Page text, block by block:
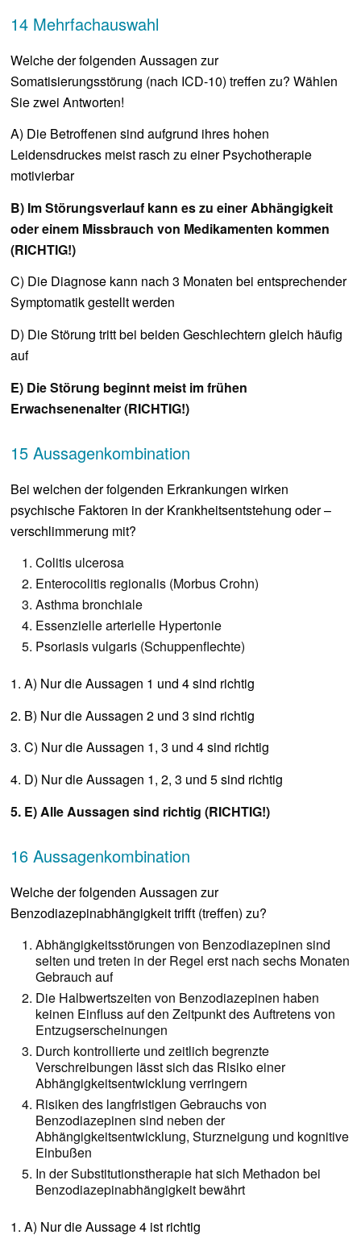
14 Mehrfachauswahl
Welche der folgenden Aussagen zur
Somatisierungsstörung (nach ICD-10) treffen zu? Wählen
Sie zwei Antworten!
A) Die Betroffenen sind aufgrund ihres hohen
Leidensdruckes meist rasch zu einer Psychotherapie
motivierbar
B) Im Störungsverlauf kann es zu einer Abhängigkeit
oder einem Missbrauch von Medikamenten kommen
(RICHTIG!)
C) Die Diagnose kann nach 3 Monaten bei entsprechender
Symptomatik gestellt werden
D) Die Störung tritt bei beiden Geschlechtern gleich häufig
auf
E) Die Störung beginnt meist im frühen
Erwachsenenalter (RICHTIG!)
15 Aussagenkombination
Bei welchen der folgenden Erkrankungen wirken
psychische Faktoren in der Krankheitsentstehung oder –
verschlimmerung mit?
Colitis ulcerosa
Enterocolitis regionalis (Morbus Crohn)
Asthma bronchiale
Essenzielle arterielle Hypertonie
Psoriasis vulgaris (Schuppenflechte)
1. A) Nur die Aussagen 1 und 4 sind richtig
2. B) Nur die Aussagen 2 und 3 sind richtig
3. C) Nur die Aussagen 1, 3 und 4 sind richtig
4. D) Nur die Aussagen 1, 2, 3 und 5 sind richtig
5. E) Alle Aussagen sind richtig (RICHTIG!)
16 Aussagenkombination
Welche der folgenden Aussagen zur
Benzodiazepinabhängigkeit trifft (treffen) zu?
Abhängigkeitsstörungen von Benzodiazepinen sind
selten und treten in der Regel erst nach sechs Monaten
Gebrauch auf
Die Halbwertszeiten von Benzodiazepinen haben
keinen Einfluss auf den Zeitpunkt des Auftretens von
Entzugserscheinungen
Durch kontrollierte und zeitlich begrenzte
Verschreibungen lässt sich das Risiko einer
Abhängigkeitsentwicklung verringern
Risiken des langfristigen Gebrauchs von
Benzodiazepinen sind neben der
Abhängigkeitsentwicklung, Sturzneigung und kognitive
Einbußen
In der Substitutionstherapie hat sich Methadon bei
Benzodiazepinabhängigkeit bewährt
1. A) Nur die Aussage 4 ist richtig